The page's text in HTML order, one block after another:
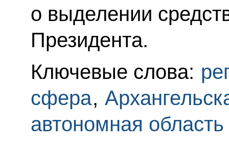
о выделении
Президента.
Ключевые слова:
сфера,
автономная область